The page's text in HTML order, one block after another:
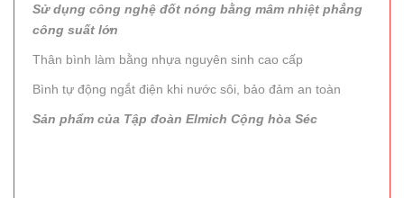
Sử dụng công nghệ đốt nóng bằng mâm nhiệt phẳng
công suất lớn
Thân bình làm bằng nhựa nguyên sinh cao cấp
Bình tự động ngắt điện khi nước sôi, bảo đảm an toàn
Sản phẩm của Tập đoàn Elmich Cộng hòa Séc